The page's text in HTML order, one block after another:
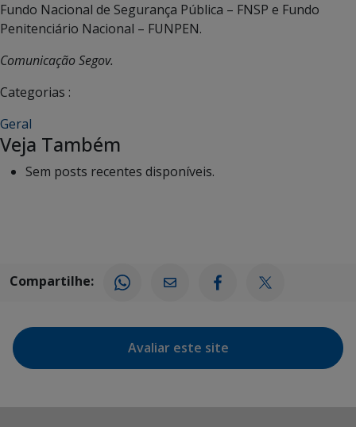
Fundo Nacional de Segurança Pública – FNSP e Fundo
Penitenciário Nacional – FUNPEN.
Comunicação Segov.
Categorias :
Geral
Veja Também
Sem posts recentes disponíveis.
Compartilhe:
Avaliar este site